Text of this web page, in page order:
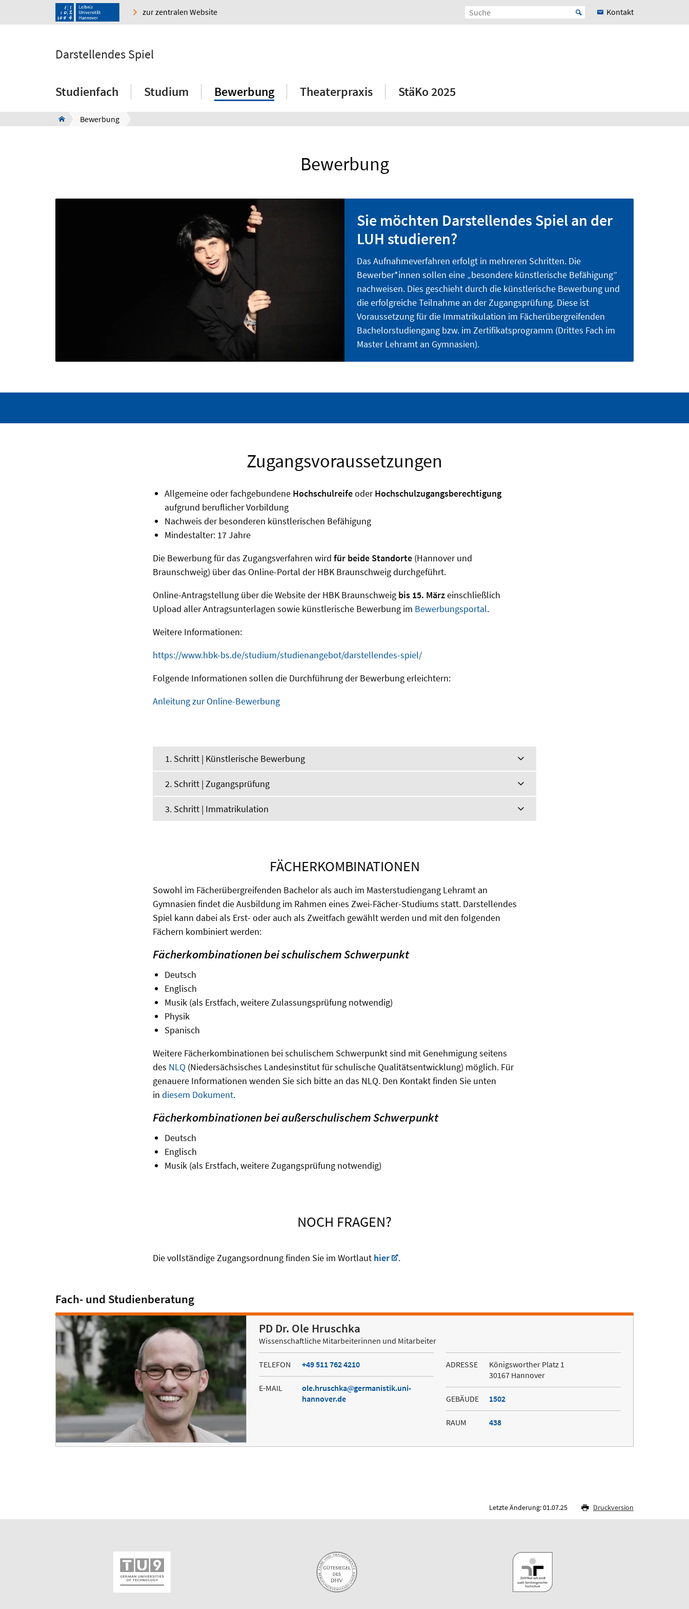
zur zentralen Website Kontakt
Darstellendes Spiel
Studienfach Studium Bewerbung Theaterpraxis StäKo 2025
Bewerbung
Bewerbung
Sie möchten Darstellendes Spiel an der
LUH studieren?
Das Aufnahmeverfahren erfolgt in mehreren Schritten. Die
Bewerber*innen sollen eine „besondere künstlerische Befähigung”
nachweisen. Dies geschieht durch die künstlerische Bewerbung und
die erfolgreiche Teilnahme an der Zugangsprüfung. Diese ist
Voraussetzung für die Immatrikulation im Fächerübergreifenden
Bachelorstudiengang bzw. im Zertifikatsprogramm (Drittes Fach im
Master Lehramt an Gymnasien).
Zugangsvoraussetzungen
Allgemeine oder fachgebundene HochschulreifeoderHochschulzugangsberechtigung
aufgrund beruflicher Vorbildung
Nachweis der besonderen künstlerischen Befähigung
Mindestalter: 17 Jahre
Die Bewerbung für das Zugangsverfahren wird für beide Standorte (Hannover und
Braunschweig) über das Online-Portal der HBK Braunschweig durchgeführt.
Online-Antragstellung über die Website der HBK Braunschweig bis 15. Märzeinschließlich
Upload aller Antragsunterlagen sowie künstlerische Bewerbung im Bewerbungsportal.
Weitere Informationen:
https://www.hbk-bs.de/studium/studienangebot/darstellendes-spiel/
Folgende Informationen sollen die Durchführung der Bewerbung erleichtern:
Anleitung zur Online-Bewerbung
1. Schritt | Künstlerische Bewerbung
2. Schritt | Zugangsprüfung
3. Schritt | Immatrikulation
FÄCHERKOMBINATIONEN
Sowohl im Fächerübergreifenden Bachelor als auch im Masterstudiengang Lehramt an
Gymnasien findet die Ausbildung im Rahmen eines Zwei-Fächer-Studiums statt. Darstellendes
Spiel kann dabei als Erst- oder auch als Zweitfach gewählt werden und mit den folgenden
Fächern kombiniert werden:
Fächerkombinationen bei schulischem Schwerpunkt
Deutsch
Englisch
Musik (als Erstfach, weitere Zulassungsprüfung notwendig)
Physik
Spanisch
Weitere Fächerkombinationen bei schulischem Schwerpunkt sind mit Genehmigung seitens
des NLQ (Niedersächsisches Landesinstitut für schulische Qualitätsentwicklung) möglich. Für
genauere Informationen wenden Sie sich bitte an das NLQ. Den Kontakt finden Sie unten
in diesem Dokument.
Fächerkombinationen bei außerschulischem Schwerpunkt
Deutsch
Englisch
Musik (als Erstfach, weitere Zugangsprüfung notwendig)
NOCH FRAGEN?
Die vollständige Zugangsordnung finden Sie im Wortlaut hier .
Fach- und Studienberatung
PD Dr. Ole Hruschka
Wissenschaftliche Mitarbeiterinnen und Mitarbeiter
TELEFON +49 511 762 4210
E-MAIL ole.hruschka
germanistik.uni-
hannover.de
ADRESSE
Königsworther Platz 1
30167 Hannover
GEBÄUDE 1502
RAUM 438
Letzte Änderung: 01.07.25 Druckversion